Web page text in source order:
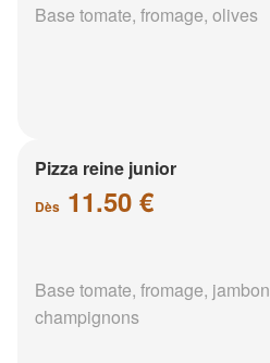
Base tomate, fromage, olives
Pizza reine junior
Dès 11.50 €
Base tomate, fromage,
champignons